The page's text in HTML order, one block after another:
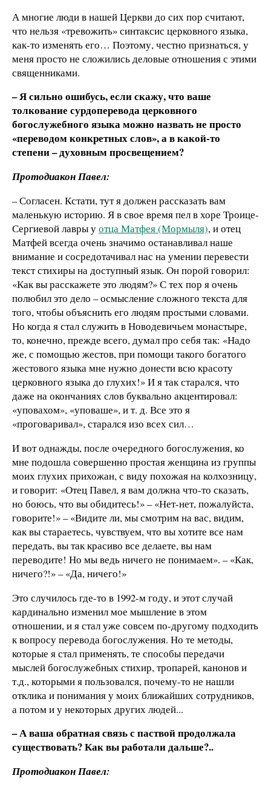
А многие люди в нашей Церкви до сих пор считают,
что нельзя «тревожить» синтаксис церковного языка,
как-то изменять его… Поэтому, честно признаться, у
меня просто не сложились деловые отношения с этими
священниками.
– Я сильно ошибусь, если скажу, что ваше
толкование сурдоперевода церковного
богослужебного языка можно назвать не просто
«переводом конкретных слов», а в какой-то
степени – духовным просвещением?
Протодиакон Павел:
– Согласен. Кстати, тут я должен рассказать вам
маленькую историю. Я в свое время пел в хоре Троице-
Сергиевой лавры уотца Матфея (Мормыля), и отец
Матфей всегда очень значимо останавливал наше
внимание и сосредотачивал нас на умении перевести
текст стихиры на доступный язык. Он порой говорил:
«Как вы расскажете это людям?» С тех пор я очень
полюбил это дело – осмысление сложного текста для
того, чтобы объяснить его людям простыми словами.
Но когда я стал служить в Новодевичьем монастыре,
то, конечно, прежде всего, думал про себя так: «Надо
же, с помощью жестов, при помощи такого богатого
жестового языка мне нужно донести всю красоту
церковного языка до глухих!» И я так старался, что
даже на окончаниях слов буквально акцентировал:
«уповахом», «уповаше», и т. д. Все это я
«проговаривал», старался изо всех сил…
И вот однажды, после очередного богослужения, ко
мне подошла совершенно простая женщина из группы
моих глухих прихожан, с виду похожая на колхозницу,
и говорит: «Отец Павел, я вам должна что-то сказать,
но боюсь, что вы обидитесь!» – «Нет-нет, пожалуйста,
говорите!» – «Видите ли, мы смотрим на вас, видим,
как вы стараетесь, чувствуем, что вы хотите все нам
передать, вы так красиво все делаете, вы нам
переводите! Но мы ведь ничего не понимаем». – «Как,
ничего?!» – «Да, ничего!»
Это случилось где-то в 1992-м году, и этот случай
кардинально изменил мое мышление в этом
отношении, и я стал уже совсем по-другому подходить
к вопросу перевода богослужения. Но те методы,
которые я стал применять, те способы передачи
мыслей богослужебных стихир, тропарей, канонов и
т.д., которыми я пользовался, почему-то не нашли
отклика и понимания у моих ближайших сотрудников,
а потом и у некоторых других людей...
– А ваша обратная связь с паствой продолжала
существовать? Как вы работали дальше?..
Протодиакон Павел: